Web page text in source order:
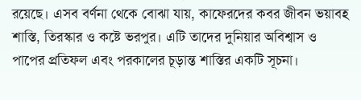
রয়েছে। এসব বর্ণনা থেকে বোঝা যায়, কাফেরদের কবর জীবন ভয়াবহ
শাস্তি, তিরস্কার ও কষ্টে ভরপুর। এটি তাদের দুনিয়ার অবিশ্বাস ও
পাপের প্রতিফল এবং পরকালের চূড়ান্ত শাস্তির একটি সূচনা।